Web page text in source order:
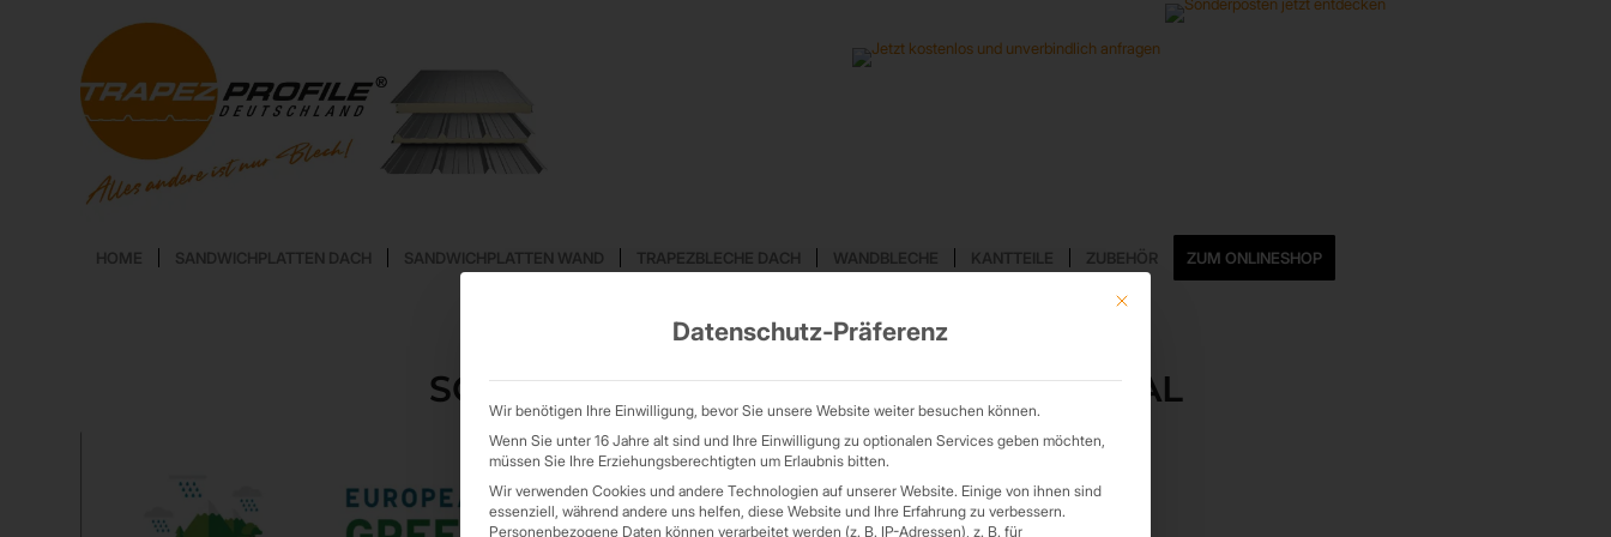
HOME SANDWICHPLATTEN DACH SANDWICHPLATTEN WAND TRAPEZBLECHE DACH WANDBLECHE KANTTEILE ZUBEHÖR ZUM ONLINESHOP
SCHLAGWORTARCHIV FÜR:GREENDEAL
Mit diesem Button wird der Dialog geschlossen. Seine Funktionalität ist
Datenschutz-Präferenz
Wir benötigen Ihre Einwilligung, bevor Sie unsere Website weiter besuchen können.
Wenn Sie unter 16 Jahre alt sind und Ihre Einwilligung zu optionalen Services geben möchten,
müssen Sie Ihre Erziehungsberechtigten um Erlaubnis bitten.
Wir verwenden Cookies und andere Technologien auf unserer Website. Einige von ihnen sind
essenziell, während andere uns helfen, diese Website und Ihre Erfahrung zu verbessern.
Personenbezogene Daten können verarbeitet werden (z. B. IP-Adressen), z. B. für